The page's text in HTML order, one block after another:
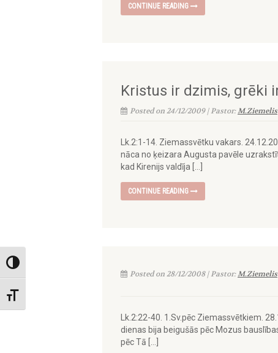
Toggle High Contrast
Toggle Font size
CONTINUE READING
Kristus ir dzimis, grēki
Posted on 24/12/2009 | Pastor:M.Ziemelis
Lk.2:1-14. Ziemassvētku vakars.
nāca no ķeizara Augusta pavēle
kad Kirenijs valdīja […]
CONTINUE READING
Posted on 28/12/2008 | Pastor:M.Ziemelis
Lk.2:22-40. 1.Sv.pēc Ziemassvētkiem.
dienas bija beigušās pēc Mozus
pēc Tā […]